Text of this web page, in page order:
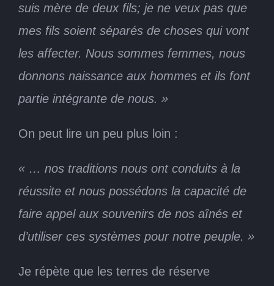
suis mère de deux fils; je ne veux pas que
mes fils soient séparés de choses qui vont
les affecter. Nous sommes femmes, nous
donnons naissance aux hommes et ils font
partie intégrante de nous. »
On peut lire un peu plus loin :
« … nos traditions nous ont conduits à la
réussite et nous possédons la capacité de
faire appel aux souvenirs de nos aînés et
d’utiliser ces systèmes pour notre peuple. »
Je répète que les terres de réserve